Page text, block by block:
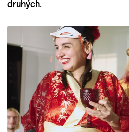
druhých.